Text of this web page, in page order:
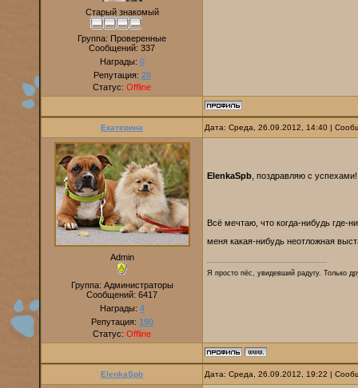
Старый знакомый
Группа: Проверенные
Сообщений: 337
Награды: 0
Репутация: 20
Статус: Offline
Екатерина Дата: Среда, 26.09.2012, 14:40 |
Admin
Группа: Администраторы
Сообщений: 6417
Награды: 4
Репутация: 190
Статус: Offline
ElenkaSpb , поздравляю с
Всё мечтаю, что когда-нибудь где-
меня какая-нибудь неотложная
Я просто пёс, увидевший радугу. Только
ElenkaSpb Дата: Среда, 26.09.2012, 19:22 |